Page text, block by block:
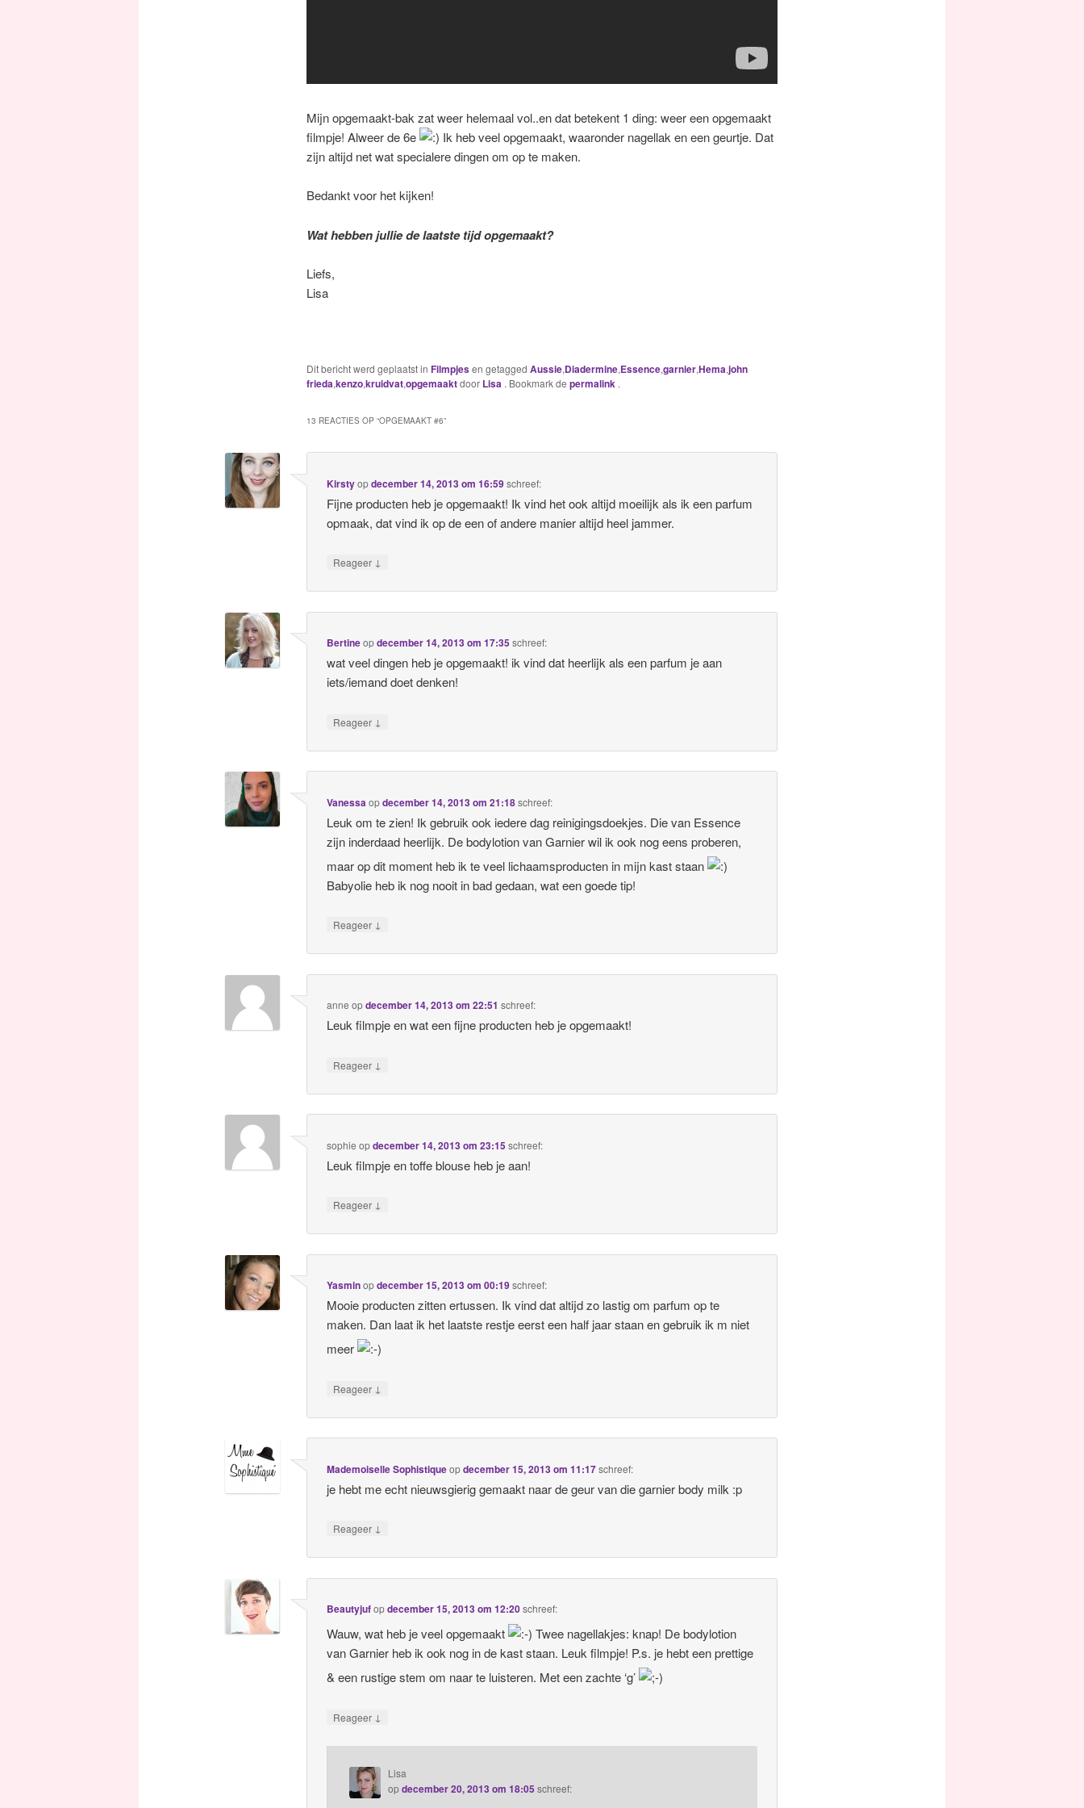
Mijn opgemaakt-bak zat weer helemaal vol..en dat betekent 1 ding: weer een opgemaakt
filmpje! Alweer de 6e
Ik heb veel opgemaakt, waaronder nagellak en een geurtje. Dat
zijn altijd net wat specialere dingen om op te maken.
Bedankt voor het kijken!
Wat hebben jullie de laatste tijd opgemaakt?
Liefs,
Lisa
Dit bericht werd geplaatst in Filmpjesen getagged Aussie,Diadermine,Essence,garnier,Hema,john
frieda,kenzo,kruidvat,opgemaaktdoor Lisa . Bookmark de permalink .
13 REACTIES OP “OPGEMAAKT #6”
Kirstyopdecember 14, 2013 om 16:59schreef:
Fijne producten heb je opgemaakt! Ik vind het ook altijd moeilijk als ik een parfum
opmaak, dat vind ik op de een of andere manier altijd heel jammer.
Reageer ↓
Bertineopdecember 14, 2013 om 17:35 schreef:
wat veel dingen heb je opgemaakt! ik vind dat heerlijk als een parfum je aan
iets/iemand doet denken!
Reageer ↓
Vanessaopdecember 14, 2013 om 21:18schreef:
Leuk om te zien! Ik gebruik ook iedere dag reinigingsdoekjes. Die van Essence
zijn inderdaad heerlijk. De bodylotion van Garnier wil ik ook nog eens proberen,
maar op dit moment heb ik te veel lichaamsproducten in mijn kast staan
Babyolie heb ik nog nooit in bad gedaan, wat een goede tip!
Reageer ↓
anne opdecember 14, 2013 om 22:51 schreef:
Leuk filmpje en wat een fijne producten heb je opgemaakt!
Reageer ↓
sophie opdecember 14, 2013 om 23:15 schreef:
Leuk filmpje en toffe blouse heb je aan!
Reageer ↓
Yasminopdecember 15, 2013 om 00:19schreef:
Mooie producten zitten ertussen. Ik vind dat altijd zo lastig om parfum op te
maken. Dan laat ik het laatste restje eerst een half jaar staan en gebruik ik m niet
meer
Reageer ↓
Mademoiselle Sophistiqueopdecember 15, 2013 om 11:17schreef:
je hebt me echt nieuwsgierig gemaakt naar de geur van die garnier body milk :p
Reageer ↓
Beautyjufopdecember 15, 2013 om 12:20schreef:
Wauw, wat heb je veel opgemaakt
Twee nagellakjes: knap! De bodylotion
van Garnier heb ik ook nog in de kast staan. Leuk filmpje! P.s. je hebt een prettige
& een rustige stem om naar te luisteren. Met een zachte ‘g’
Reageer ↓
Lisa
opdecember 20, 2013 om 18:05 schreef: